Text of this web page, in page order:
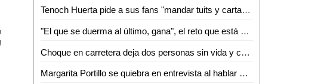
Tenoch Huerta pide a sus fans "mandar tuits y cartas a Marvel" para que Namor aparezca en otra película
"El que se duerma al último, gana", el reto que está alertando a autoridades en Coahuila
Choque en carretera deja dos personas sin vida y cuatro lesionadas
Margarita Portillo se quiebra en entrevista al hablar de salud de Andrés García: "es el tiempo más difícil de su vida"